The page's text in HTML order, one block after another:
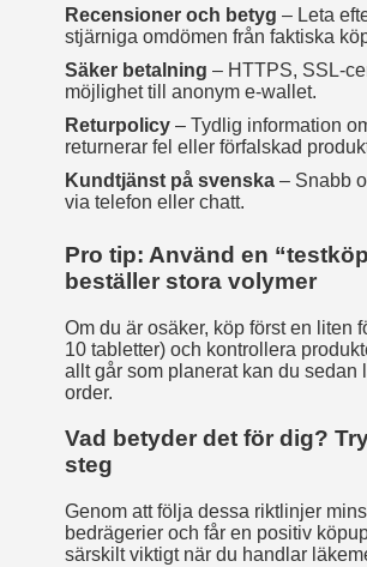
Recensioner och betyg – Leta
stjärniga omdömen från faktiska
Säker betalning – HTTPS, SSL-
möjlighet till anonym e‑wallet.
Returpolicy– Tydlig information
returnerar fel eller förfalskad
Kundtjänst på svenska– Snabb
via telefon eller chatt.
Pro tip: Använd en
beställer stora volymer
Om du är osäker, köp först en liten
10 tabletter) och kontrollera
allt går som planerat kan du sedan
order.
Vad betyder det för dig?
steg
Genom att följa dessa riktlinjer
bedrägerier och får en positiv
särskilt viktigt när du handlar